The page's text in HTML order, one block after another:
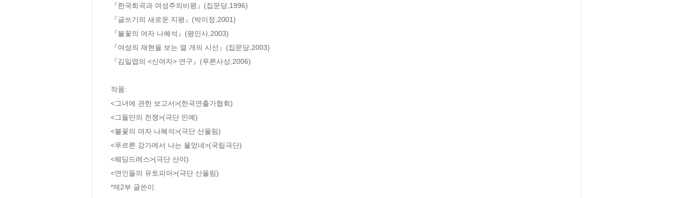
『한국희곡과 여성주의비평』(집문당,1996)
『글쓰기의 새로운 지평』(박이정,2001)
『불꽃의 여자 나혜석』(평민사,2003)
『여성의 재현을 보는 열 개의 시선』(집문당,2003)
『김일엽의 <신여자> 연구』(푸른사상,2006)
작품:
<그녀에 관한 보고서>(한국연출가협회)
<그들만의 전쟁>(극단 민예)
<불꽃의 여자 나혜석>(극단 산울림)
<푸르른 강가에서 나는 울었네>(국립극단)
<웨딩드레스>(극단 산야)
<연인들의 유토피아>(극단 산울림)
*제2부 글쓴이